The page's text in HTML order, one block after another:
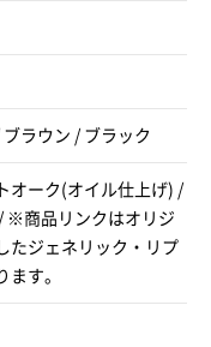
ラウン / ブラック
オーク(オイル仕上げ) /
※商品リンクはオリジ
たジェネリック・リプ
ます。